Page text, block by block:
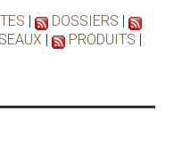
| DOSSIERS |
| PRODUITS |